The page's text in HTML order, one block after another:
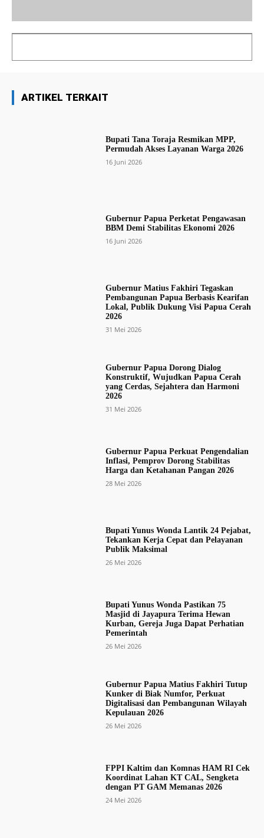
ARTIKEL TERKAIT
Bupati Tana Toraja Resmikan MPP,
Permudah Akses Layanan Warga 2026
16 Juni 2026
Gubernur Papua Perketat Pengawasan
BBM Demi Stabilitas Ekonomi 2026
16 Juni 2026
Gubernur Matius Fakhiri Tegaskan
Pembangunan Papua Berbasis Kearifan
Lokal, Publik Dukung Visi Papua Cerah
2026
31 Mei 2026
Gubernur Papua Dorong Dialog
Konstruktif, Wujudkan Papua Cerah
yang Cerdas, Sejahtera dan Harmoni
2026
31 Mei 2026
Gubernur Papua Perkuat Pengendalian
Inflasi, Pemprov Dorong Stabilitas
Harga dan Ketahanan Pangan 2026
28 Mei 2026
Bupati Yunus Wonda Lantik 24 Pejabat,
Tekankan Kerja Cepat dan Pelayanan
Publik Maksimal
26 Mei 2026
Bupati Yunus Wonda Pastikan 75
Masjid di Jayapura Terima Hewan
Kurban, Gereja Juga Dapat Perhatian
Pemerintah
26 Mei 2026
Gubernur Papua Matius Fakhiri Tutup
Kunker di Biak Numfor, Perkuat
Digitalisasi dan Pembangunan Wilayah
Kepulauan 2026
26 Mei 2026
FPPI Kaltim dan Komnas HAM RI Cek
Koordinat Lahan KT CAL, Sengketa
dengan PT GAM Memanas 2026
24 Mei 2026